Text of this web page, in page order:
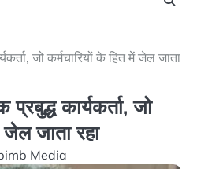
जो कर्मचारियों के हित में जेल जाता
कार्यकर्ता, जो
जेल जाता रहा
Media